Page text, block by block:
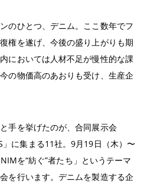
のひとつ、デニム。ここ数年でフ
権を遂げ、今後の盛り上がりも期
においては人材不足が慢性的な課
の物価高のあおりも受け、生産企
手を挙げたのが、合同展示会
」に集まる11社。9月19日（木）〜
を“紡ぐ”者たち」というテーマ
を行います。デニムを製造する企